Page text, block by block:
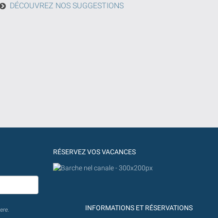
DÉCOUVREZ NOS SUGGESTIONS
RÉSERVEZ VOS VACANCES
INFORMATIONS ET RÉSERVATIONS